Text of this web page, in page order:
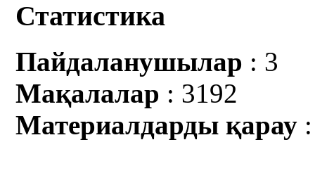
Статистика
Пайдаланушылар : 3
Мақалалар : 3192
Материалдарды қарау